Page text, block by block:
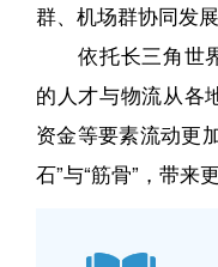
群、机场群协同发展
依托长三角世界
的人才与物流从各
资金等要素流动更
石”与“筋骨”，带来